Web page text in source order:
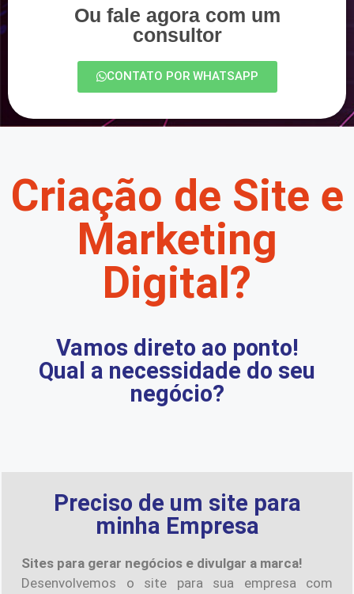
Ou fale agora com um
consultor
CONTATO POR WHATSAPP
Criação de Site e
Marketing
Digital?
Vamos direto ao ponto!
Qual a necessidade do seu
negócio?
Preciso de um site para
minha Empresa
Sites para gerar negócios e divulgar a marca!
Desenvolvemos o site para sua empresa com